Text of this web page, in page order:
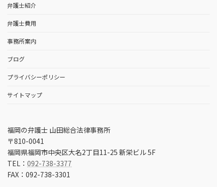
弁護士紹介
弁護士費用
事務所案内
ブログ
プライバシーポリシー
サイトマップ
福岡の弁護士 山田総合法律事務所
〒810-0041
福岡県福岡市中央区大名2丁目11-25 新栄ビル 5F
TEL： 092-738-3377
FAX：092-738-3301